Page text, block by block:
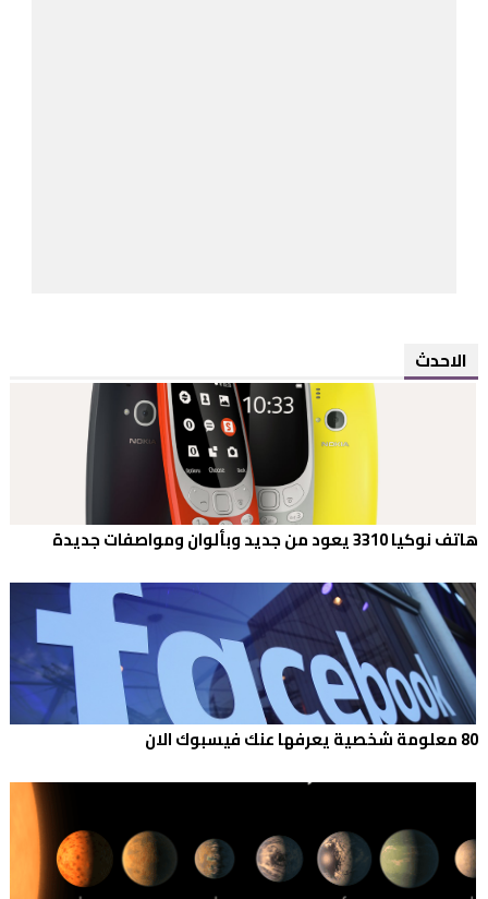
الاحدث
هاتف نوكيا 3310 يعود من جديد وبألوان ومواصفات جديدة
80 معلومة شخصية يعرفها عنك فيسبوك الان